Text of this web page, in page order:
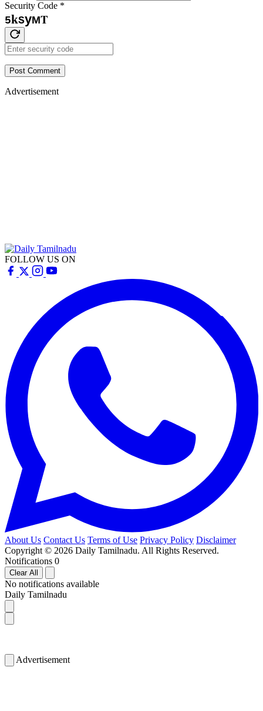
Security Code *
5kSyMT
Post Comment
Advertisement
FOLLOW US ON
About Us Contact Us Terms of Use Privacy Policy Disclaimer
Copyright © 2026 Daily Tamilnadu. All Rights Reserved.
Notifications 0
Clear All
No notifications available
Daily Tamilnadu
Advertisement